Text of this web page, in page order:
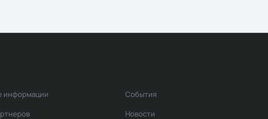
информации
События
Новости